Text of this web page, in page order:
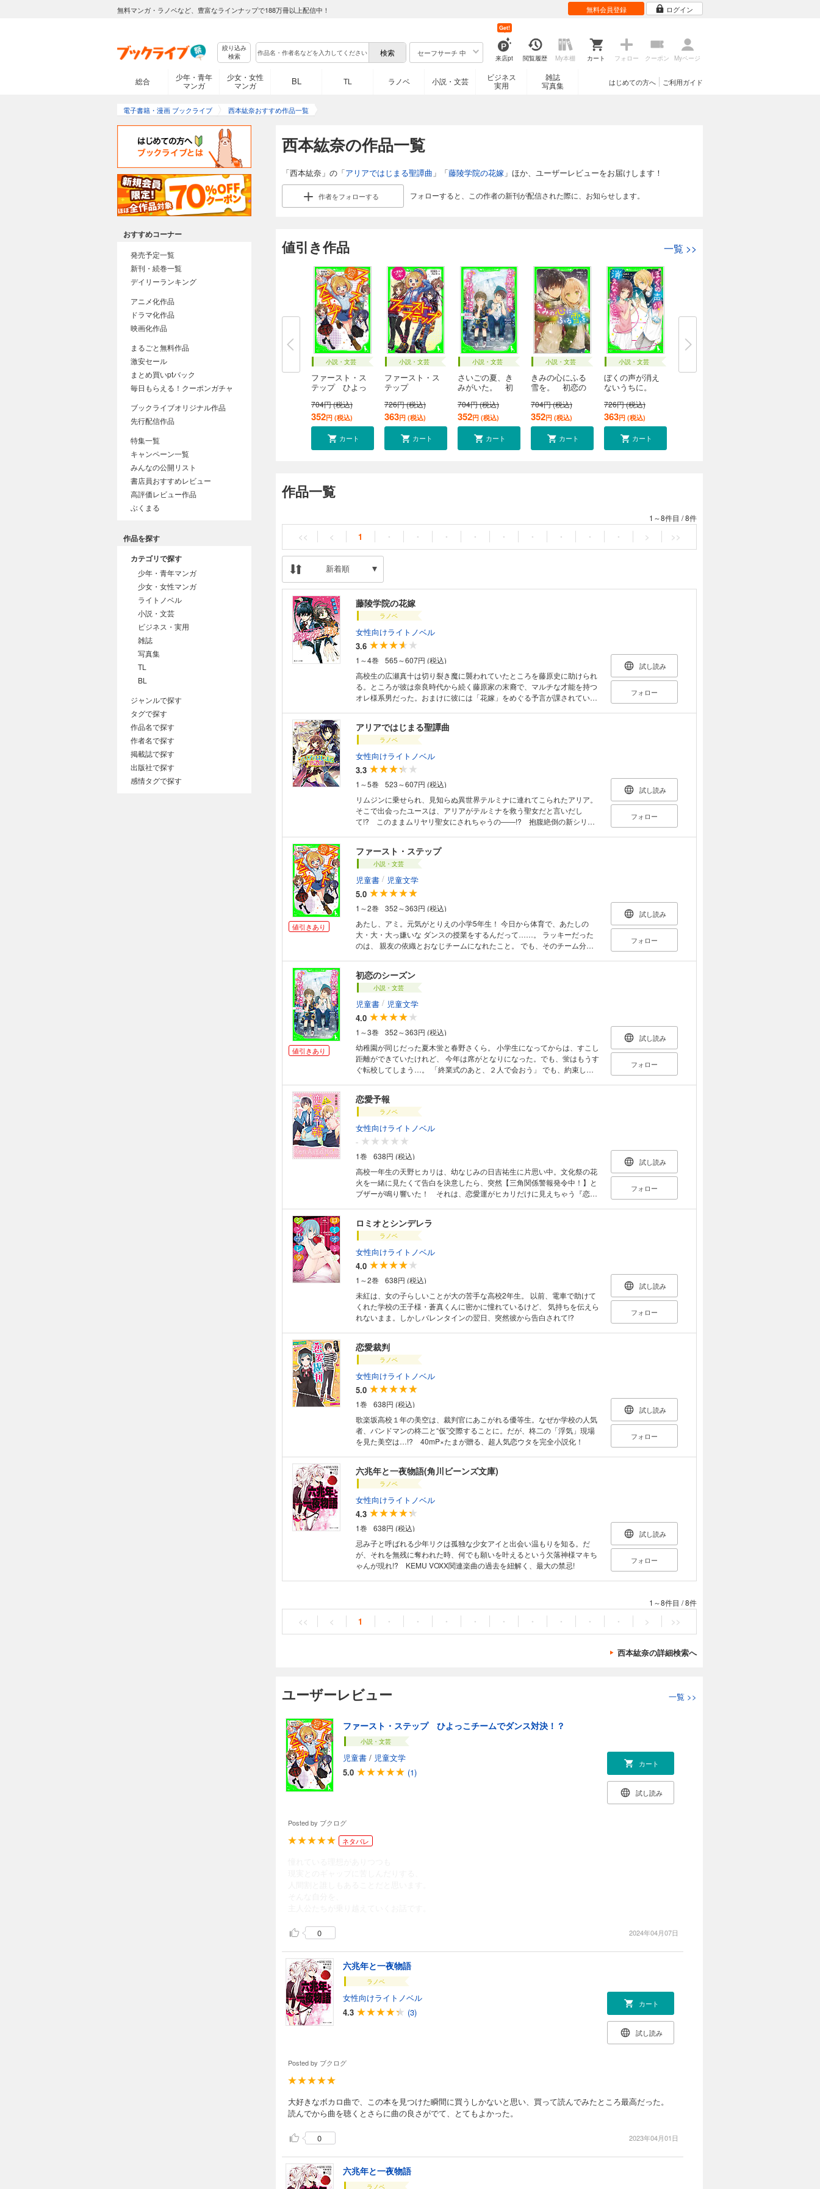
無料マンガ・ラノベなど、豊富なラインナップで188万冊以上配信中！ 無料会員登録 ログイン
絞り込み
検索
セーフサーチ 中
来店pt
Get!
閲覧履歴 My本棚 カート フォロー クーポン Myページ
総合
少年・青年
マンガ
少女・女性
マンガ
BL TL ラノベ 小説・文芸
ビジネス
実用
雑誌
写真集
ご利用ガイド
はじめての方へ
電子書籍・漫画 ブックライブ 西本紘奈おすすめ作品一覧
西本紘奈の作品一覧
「西本紘奈」の「アリアではじまる聖譚曲 」「藤陵学院の花嫁 」ほか、ユーザーレビューをお届けします！
作者をフォローする フォローすると、この作者の新刊が配信された際に、お知らせします。
値引き作品 一覧 >>
小説・文芸
ファースト・ス
テップ ひよっ
704円 (税込)
352円 (税込)
カート
小説・文芸
ファースト・ス
テップ
726円 (税込)
363円 (税込)
カート
小説・文芸
さいごの夏、き
みがいた。 初
704円 (税込)
352円 (税込)
カート
小説・文芸
きみの心にふる
雪を。 初恋の
704円 (税込)
352円 (税込)
カート
小説・文芸
ぼくの声が消え
ないうちに。
726円 (税込)
363円 (税込)
カート
作品一覧
1～8件目 /8件
<< < 1 ・ ・ ・ ・ ・ ・ ・ ・ ・ > >>
新着順
藤陵学院の花嫁
ラノベ
女性向けライトノベル
3.6
1～4巻
565～607円 (税込)
高校生の広瀬真十は切り裂き魔に襲われていたところを藤原史に助けられ
る。ところが彼は奈良時代から続く藤原家の末裔で、マルチな才能を持つ
オレ様系男だった。おまけに彼には「花嫁」をめぐる予言が課されてい
試し読み
フォロー
アリアではじまる聖譚曲
ラノベ
女性向けライトノベル
3.3
1～5巻
523～607円 (税込)
リムジンに乗せられ、見知らぬ異世界テルミナに連れてこられたアリア。
そこで出会ったユースは、アリアがテルミナを救う聖女だと言いだし
て!? このままムリヤリ聖女にされちゃうの――!? 抱腹絶倒の新シリー
試し読み
フォロー
値引きあり
ファースト・ステップ
小説・文芸
児童書 / 児童文学
5.0
1～2巻
352～363円 (税込)
あたし、アミ。元気がとりえの小学5年生！ 今日から体育で、あたしの
大・大・大っ嫌いな ダンスの授業をするんだって……。 ラッキーだった
のは、 親友の依織とおなじチームになれたこと。 でも、そのチーム分け
ッコいいお兄さんが コーチをしてくれることになったんだけど、 もしか
してこの状況、かなりヤバイ!?!? ダンスに友情に、がんばる女の子たちの
物語。【小学中級から ★★】
試し読み
フォロー
値引きあり
初恋のシーズン
小説・文芸
児童書 / 児童文学
4.0
1～3巻
352～363円 (税込)
幼稚園が同じだった夏木蛍と春野さくら。 小学生になってからは、すこし
距離ができていたけれど、 今年は席がとなりになった。でも、蛍はもうす
ぐ転校してしまう…。 「終業式のあと、２人で会おう」 でも、約束した
り…つきあってよ。オレの“最後の夏休み”に」 一生、忘れられない恋にな
る。 涙が止まらない、最高の初恋ストーリー！【小学上級から ★★★】
試し読み
フォロー
恋愛予報
ラノベ
女性向けライトノベル
-
1巻
638円 (税込)
高校一年生の天野ヒカリは、幼なじみの日吉祐生に片思い中。文化祭の花
火を一緒に見たくて告白を決意したら、突然【三角関係警報発令中！】と
ブザーが鳴り響いた！ それは、恋愛運がヒカリだけに見えちゃう『恋愛
なじみ”は“彼女”になれませんか？ 恋のトキメキ前線接近中！
試し読み
フォロー
ロミオとシンデレラ
ラノベ
女性向けライトノベル
4.0
1～2巻
638円 (税込)
未紅は、女の子らしいことが大の苦手な高校2年生。 以前、電車で助けて
くれた学校の王子様・蒼真くんに密かに憧れているけど、 気持ちを伝えら
れないまま。しかしバレンタインの翌日、突然彼から告白されて!?
試し読み
フォロー
恋愛裁判
ラノベ
女性向けライトノベル
5.0
1巻
638円 (税込)
歌楽坂高校１年の美空は、裁判官にあこがれる優等生。なぜか学校の人気
者、バンドマンの柊二と“仮”交際することに。だが、柊二の「浮気」現場
を見た美空は…!? 40mP×たまが贈る、超人気恋ウタを完全小説化！
試し読み
フォロー
六兆年と一夜物語(角川ビーンズ文庫)
ラノベ
女性向けライトノベル
4.3
1巻
638円 (税込)
忌み子と呼ばれる少年リクは孤独な少女アイと出会い温もりを知る。だ
が、それを無残に奪われた時、何でも願いを叶えるという欠落神様マキち
ゃんが現れ!? KEMU VOXX関連楽曲の過去を紐解く、最大の禁忌!
試し読み
フォロー
1～8件目 /8件
<< < 1 ・ ・ ・ ・ ・ ・ ・ ・ ・ > >>
西本紘奈の詳細検索へ
ユーザーレビュー 一覧 >>
ファースト・ステップ ひよっこチームでダンス対決！？
小説・文芸
児童書 / 児童文学
5.0
(1)
カート
試し読み
Posted by ブクログ
ネタバレ
0 2024年04月07日
六兆年と一夜物語
ラノベ
女性向けライトノベル
4.3
(3)
カート
試し読み
Posted by ブクログ
大好きなボカロ曲で、この本を見つけた瞬間に買うしかないと思い、買って読んでみたところ最高だった。
読んでから曲を聴くとさらに曲の良さがでて、とてもよかった。
0 2023年04月01日
六兆年と一夜物語
ラノベ
おすすめコーナー
発売予定一覧
新刊・続巻一覧
デイリーランキング
アニメ化作品
ドラマ化作品
映画化作品
まるごと無料作品
激安セール
まとめ買いptバック
毎日もらえる！クーポンガチャ
ブックライブオリジナル作品
先行配信作品
特集一覧
キャンペーン一覧
みんなの公開リスト
書店員おすすめレビュー
高評価レビュー作品
ぶくまる
作品を探す
カテゴリで探す
少年・青年マンガ
少女・女性マンガ
ライトノベル
小説・文芸
ビジネス・実用
雑誌
写真集
TL
BL
ジャンルで探す
タグで探す
作品名で探す
作者名で探す
掲載誌で探す
出版社で探す
感情タグで探す